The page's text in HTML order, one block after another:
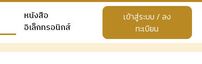
หนังสือ
อิเล็กทรอนิกส์
เข้าสู่ระบบ / ลง
ทะเบียน